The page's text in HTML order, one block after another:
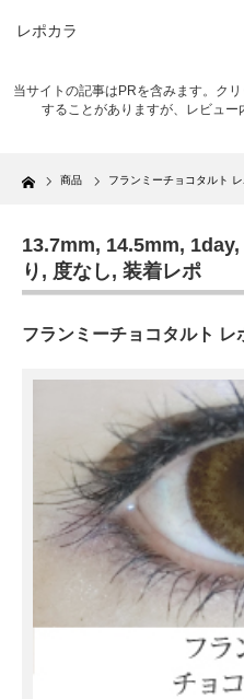
レポカラ
当サイトの記事はPRを含みます。ク
することがありますが、レビュー
Home 商品 フランミーチョコタルト レ
13.7mm, 14.5mm, 1day,
り , 度なし, 装着レポ
フランミーチョコタルト レ